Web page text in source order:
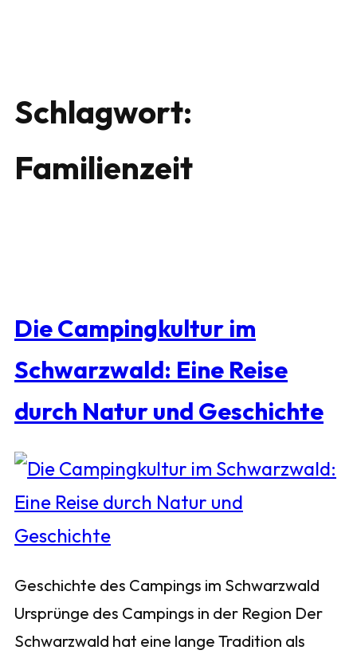
Schlagwort:
Familienzeit
Die Campingkultur im
Schwarzwald: Eine Reise
durch Natur und Geschichte
Geschichte des Campings im Schwarzwald
Ursprünge des Campings in der Region Der
Schwarzwald hat eine lange Tradition als